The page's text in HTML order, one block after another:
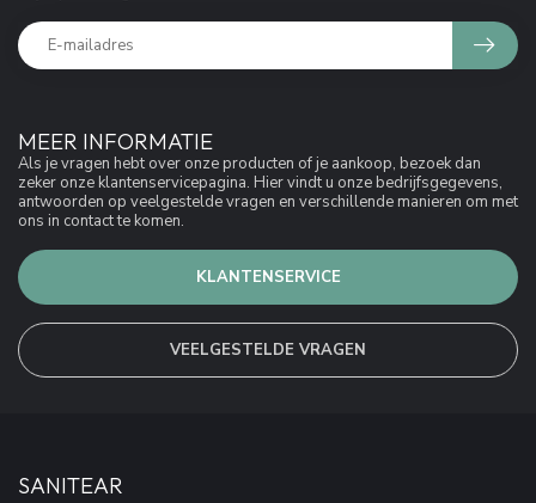
MEER INFORMATIE
Als je vragen hebt over onze producten of je aankoop, bezoek dan
zeker onze klantenservicepagina. Hier vindt u onze bedrijfsgegevens,
antwoorden op veelgestelde vragen en verschillende manieren om met
ons in contact te komen.
KLANTENSERVICE
VEELGESTELDE VRAGEN
SANITEAR